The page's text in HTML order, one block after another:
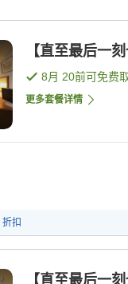
【直至最后一
8月 20前可免费
更多套餐详情
折扣
【直至最后一